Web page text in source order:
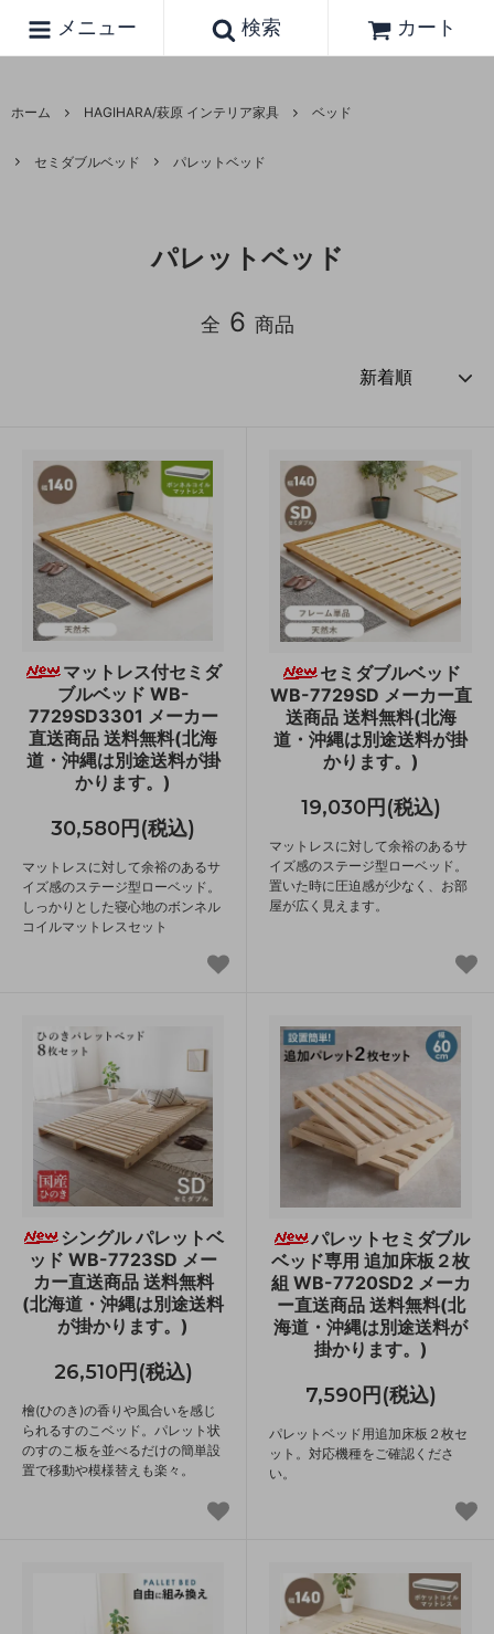
メニュー 検索 カート
ホーム HAGIHARA/萩原 インテリア家具 ベッド
セミダブルベッド パレットベッド
パレットベッド
全 6 商品
マットレス付セミダ
ブルベッド WB-
7729SD3301 メーカー
直送商品 送料無料(北海
道・沖縄は別途送料が掛
かります。)
30,580円(税込)
マットレスに対して余裕のあるサ
イズ感のステージ型ローベッド。
しっかりとした寝心地のボンネル
コイルマットレスセット
セミダブルベッド
WB-7729SD メーカー直
送商品 送料無料(北海
道・沖縄は別途送料が掛
かります。)
19,030円(税込)
マットレスに対して余裕のあるサ
イズ感のステージ型ローベッド。
置いた時に圧迫感が少なく、お部
屋が広く見えます。
シングル パレットベ
ッド WB-7723SD メー
カー直送商品 送料無料
(北海道・沖縄は別途送料
が掛かります。)
26,510円(税込)
檜(ひのき)の香りや風合いを感じ
られるすのこベッド。パレット状
のすのこ板を並べるだけの簡単設
置で移動や模様替えも楽々。
パレットセミダブル
ベッド専用 追加床板２枚
組 WB-7720SD2 メーカ
ー直送商品 送料無料(北
海道・沖縄は別途送料が
掛かります。)
7,590円(税込)
パレットベッド用追加床板２枚セ
ット。対応機種をご確認くださ
い。